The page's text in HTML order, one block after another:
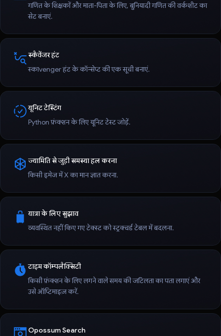
गणित के शिक्षकों और माता-पिता के लिए, बुनियादी गणित की वर्कशीट का
सेट बनाएं.
स्कैवेंजर हंट
स्काvenger हंट के कॉन्सेप्ट की एक सूची बनाएं.
यूनिट टेस्टिंग
Python फ़ंक्शन के लिए यूनिट टेस्ट जोड़ें.
ज्यामिति से जुड़ी समस्या हल करना
किसी इमेज में X का मान ज्ञात करना.
यात्रा के लिए सुझाव
व्यवस्थित नहीं किए गए टेक्स्ट को स्ट्रक्चर्ड टेबल में बदलना.
टाइम कॉम्पलैक्सिटी
किसी फ़ंक्शन के लिए लगने वाले समय की जटिलता का पता लगाएं और
उसे ऑप्टिमाइज़ करें.
Opossum Search